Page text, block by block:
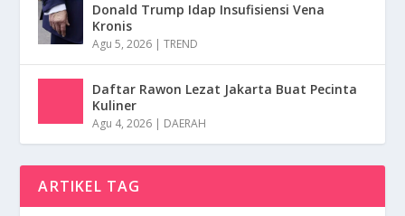
Donald Trump Idap Insufisiensi Vena
Kronis
Agu 5, 2026 |TREND
Daftar Rawon Lezat Jakarta Buat Pecinta
Kuliner
Agu 4, 2026 | DAERAH
ARTIKEL TAG